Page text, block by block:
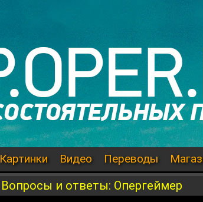
Картинки Видео Переводы
Вопросы и ответы: Опергеймер